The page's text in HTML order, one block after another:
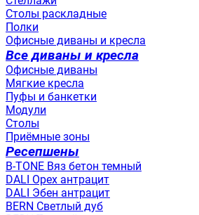
Столы раскладные
Полки
Офисные диваны и кресла
Все диваны и кресла
Офисные диваны
Мягкие кресла
Пуфы и банкетки
Модули
Столы
Приёмные зоны
Ресепшены
B-TONE Вяз бетон темный
DALI Орех антрацит
DALI Эбен антрацит
BERN Светлый дуб